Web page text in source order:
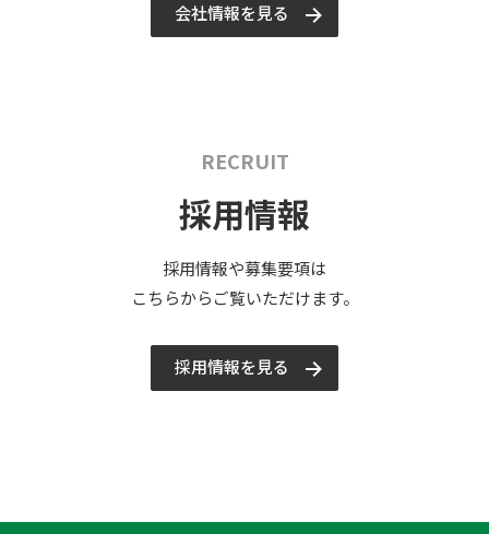
会社情報を見る
RECRUIT
採用情報
採用情報や募集要項は
こちらからご覧いただけます。
採用情報を見る